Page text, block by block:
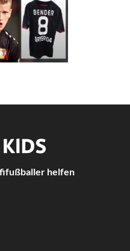
helfen